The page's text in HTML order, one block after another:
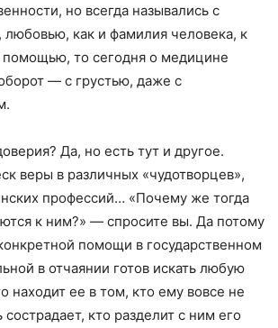
но всегда назывались с
любовью, как и фамилия человека, к
помощью, то сегодня о медицине
— с грустью, даже с
Да, но есть тут и другое.
веры в различных «чудотворцев»,
профессий… «Почему же тогда
к ним?» — спросите вы. Да потому
помощи в государственном
в отчаянии готов искать любую
находит ее в том, кто ему вовсе не
кто разделит с ним его